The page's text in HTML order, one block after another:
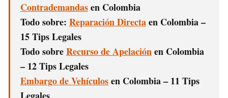
Contrademandasen Colombia
Todo sobre: Reparación Directaen Colombia –
15 Tips Legales
Todo sobreRecurso de Apelaciónen Colombia
– 12 Tips Legales
Embargo de Vehículosen Colombia – 11 Tips